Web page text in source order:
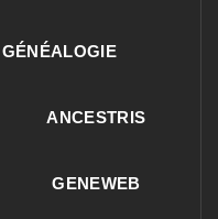
GÉNÉALOGIE
ANCESTRIS
GENEWEB